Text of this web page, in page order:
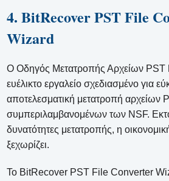
4. BitRecover PST File
Wizard
Ο Οδηγός Μετατροπής Αρχείων PST
ευέλικτο εργαλείο σχεδιασμένο για
αποτελεσματική μετατροπή αρχείων
συμπεριλαμβανομένων των NSF.
δυνατότητες μετατροπής, η
ξεχωρίζει.
Το BitRecover PST File Converter